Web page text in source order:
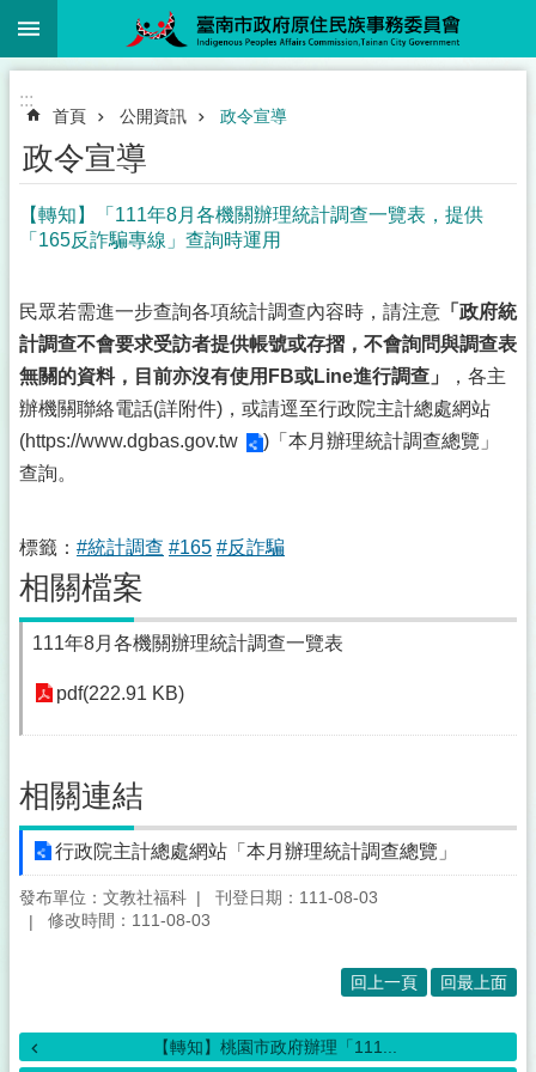
跳到主要內容區塊
:::
首頁 公開資訊 政令宣導
政令宣導
【轉知】「111年8月各機關辦理統計調查一覽表，提供
「165反詐騙專線」查詢時運用
民眾若需進一步查詢各項統計調查內容時，請注意 「政府統
計調查不會要求受訪者提供帳號或存摺，不會詢問與調查表
無關的資料，目前亦沒有使用FB或Line進行調查」
，各主
辦機關聯絡電話(詳附件)，或請逕至行政院主計總處網站
(https://www.dgbas.gov.tw
)「本月辦理統計調查總覽」
查詢。
標籤： #統計調查 #165 #反詐騙
相關檔案
111年8月各機關辦理統計調查一覽表
pdf(222.91 KB)
相關連結
行政院主計總處網站「本月辦理統計調查總覽」
發布單位：文教社福科
刊登日期：111-08-03
修改時間：111-08-03
回上一頁 回最上面
【轉知】桃園市政府辦理「111...